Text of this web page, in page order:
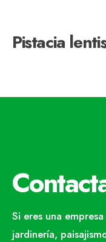
Pistacia
Si eres una
jardinería,